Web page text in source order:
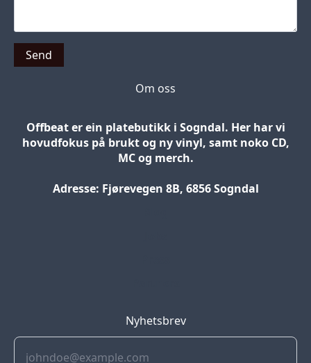
Send
Om oss
Offbeat er ein platebutikk i Sogndal. Her har vi
hovudfokus på brukt og ny vinyl, samt noko CD,
MC og merch.
Adresse: Fjørevegen 8B, 6856 Sogndal
Nyhetsbrev